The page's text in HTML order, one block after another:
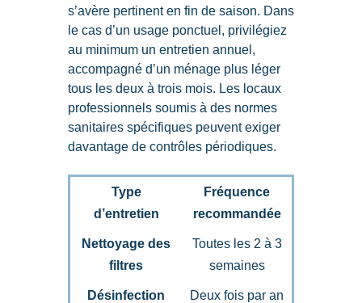
s’avère pertinent en fin de saison. Dans
le cas d’un usage ponctuel, privilégiez
au minimum un entretien annuel,
accompagné d’un ménage plus léger
tous les deux à trois mois. Les locaux
professionnels soumis à des normes
sanitaires spécifiques peuvent exiger
davantage de contrôles périodiques.
Type
d’entretien
Fréquence
recommandée
Nettoyage des
filtres
Toutes les 2 à 3
semaines
Désinfection
Deux fois par an